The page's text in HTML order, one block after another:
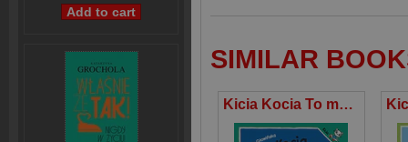
SIMILAR
Kicia Kocia To moje!